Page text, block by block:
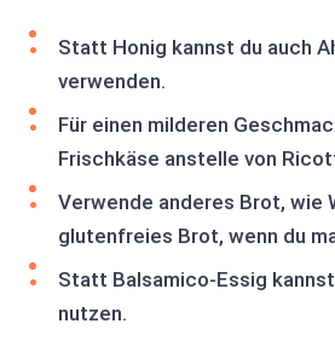
Statt Honig kannst du auch
verwenden.
Für einen milderen
Frischkäse anstelle von
Verwende anderes Brot, wie
glutenfreies Brot, wenn du
Statt Balsamico-Essig
nutzen.